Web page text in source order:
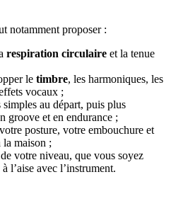
notamment proposer :
respiration circulaire et la tenue
le timbre, les harmoniques, les
vocaux ;
au départ, puis plus
groove et en endurance ;
posture, votre embouchure et
maison ;
votre niveau, que vous soyez
l’aise avec l’instrument.